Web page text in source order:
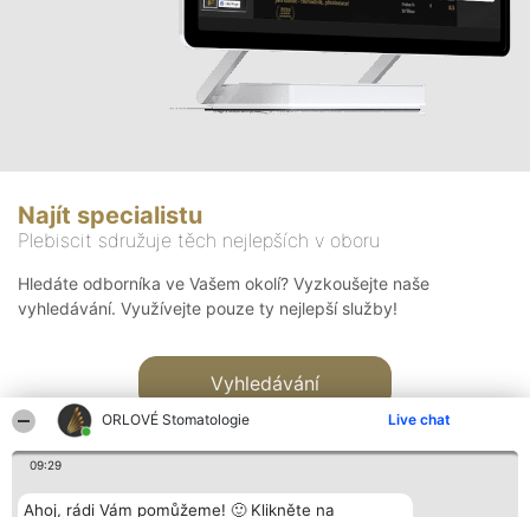
ORLOVÉ Stomatologie Live chat
09:29
Ahoj, rádi Vám pomůžeme! 🙂 Klikněte na
Najít specialistu
Plebiscit sdružuje těch nejlepších v oboru
Hledáte odborníka ve Vašem okolí? Vyzkoušejte naše
vyhledávání. Využívejte pouze ty nejlepší služby!
Vyhledávání